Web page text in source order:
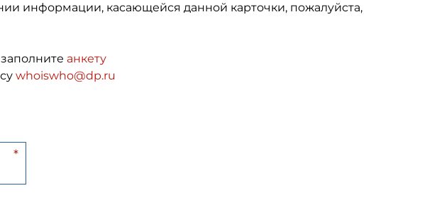
информации, касающейся данной карточки, пожалуйста,
анкету
whoiswho@dp.ru